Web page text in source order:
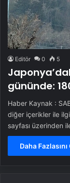
Editör 0 5
gününde:
Haber Kaynak :
diğer içerikler ile
sayfası üzerinden
Daha